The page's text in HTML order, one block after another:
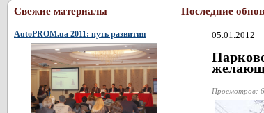
Свежие материалы
AutoPROM.ua 2011: путь развития
Последние
05.01.2012
Просмотров: